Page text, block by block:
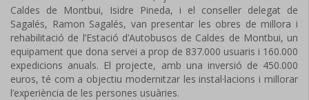
Caldes de Montbui, Isidre Pineda, i el conseller delegat de
Sagalés, Ramon Sagalés, van presentar les obres de millora i
rehabilitació de l’Estació d’Autobusos de Caldes de Montbui, un
equipament que dona servei a prop de 837.000 usuaris i 160.000
expedicions anuals. El projecte, amb una inversió de 450.000
euros, té com a objectiu modernitzar les instal·lacions i millorar
l’experiència de les persones usuàries.